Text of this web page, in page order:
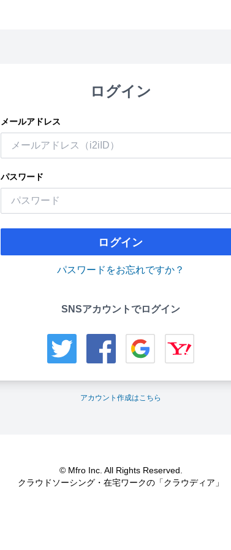
ログイン
メールアドレス
パスワード
ログイン
パスワードをお忘れですか？
SNSアカウントでログイン
アカウント作成はこちら
© Mfro Inc. All Rights Reserved.
クラウドソーシング・在宅ワークの「クラウディア」